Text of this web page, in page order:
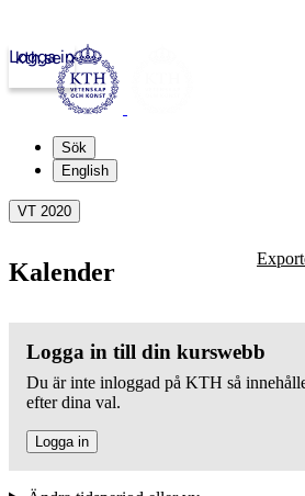
kth.se
Logga in
Sök
English
VT 2020
Kalender
Logga in till din kurswebb
Du är inte inloggad på KTH så
efter dina val.
Logga in